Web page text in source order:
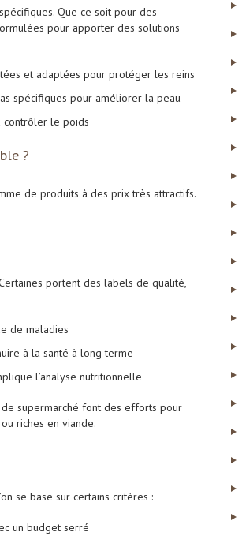
Que ce soit pour des
pour apporter des solutions
et adaptées pour protéger les reins
spécifiques pour améliorer la peau
contrôler le poids
?
de produits à des prix très attractifs.
portent des labels de qualité,
de maladies
à la santé à long terme
l’analyse nutritionnelle
supermarché font des efforts pour
riches en viande.
se base sur certains critères :
un budget serré